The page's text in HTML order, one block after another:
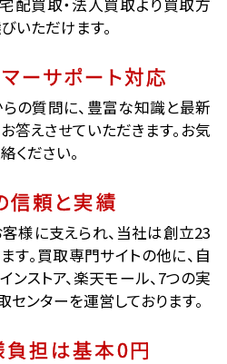
配買取・法人買取より買取方
いただけます。
ーサポート対応
の質問に、豊富な知識と最新
答えさせていただきます。お気
ください。
信頼と実績
様に支えられ、当社は創立23
す。買取専門サイトの他に、自
ンストア、楽天モール、7つの実
センターを運営しております。
負担は基本0円